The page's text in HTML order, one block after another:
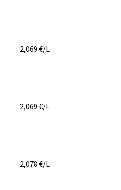
2,069€/L
2,069€/L
2,078€/L